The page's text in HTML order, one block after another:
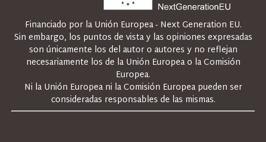
Financiado por la Unión Europea - Next Generation EU.
Sin embargo, los puntos de vista y las opiniones expresadas
son únicamente los del autor o autores y no reflejan
necesariamente los de la Unión Europea o la Comisión
Europea.
Ni la Unión Europea ni la Comisión Europea pueden ser
consideradas responsables de las mismas.